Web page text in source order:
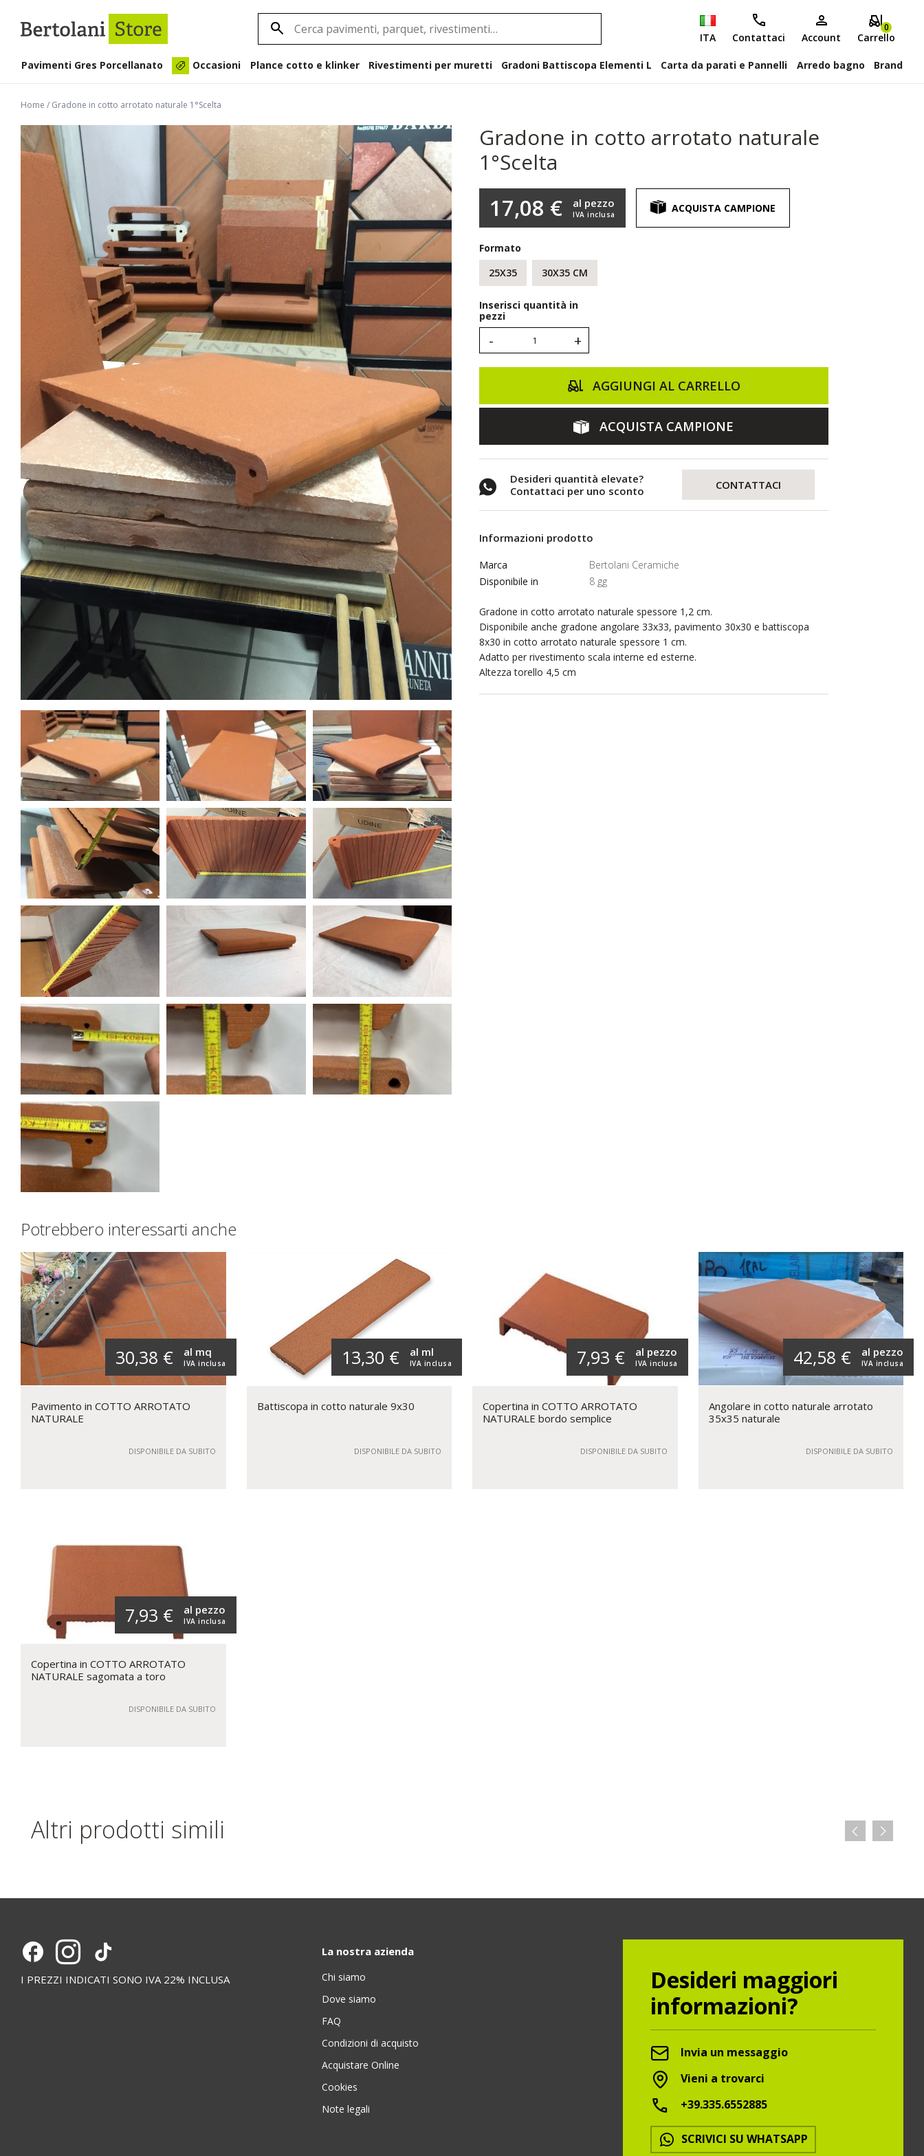
ITA Contattaci Account
0
Carrello
Pavimenti Gres Porcellanato Occasioni Plance cotto e klinker Rivestimenti per muretti Gradoni Battiscopa Elementi L Carta da parati e Pannelli Arredo bagno Brand
Home / Gradone in cotto arrotato naturale 1°Scelta
Gradone in cotto arrotato naturale
1°Scelta
17,08 € IVA inclusa
al pezzo ACQUISTA CAMPIONE
Formato
25X35
30X35 CM
Inserisci quantità in
pezzi
- +
AGGIUNGI AL CARRELLO
ACQUISTA CAMPIONE
Desideri quantità elevate?
Contattaci per uno sconto
CONTATTACI
Informazioni prodotto
Marca
Bertolani Ceramiche
Disponibile in
8 gg
Gradone in cotto arrotato naturale spessore 1,2 cm.
Disponibile anche gradone angolare 33x33, pavimento 30x30 e battiscopa
8x30 in cotto arrotato naturale spessore 1 cm.
Adatto per rivestimento scala interne ed esterne.
Altezza torello 4,5 cm
Potrebbero interessarti anche
30,38 € IVA inclusa
al mq
Pavimento in COTTO ARROTATO
NATURALE
DISPONIBILE DA SUBITO
13,30 € IVA inclusa
al ml
Battiscopa in cotto naturale 9x30
DISPONIBILE DA SUBITO
7,93 € IVA inclusa
al pezzo
Copertina in COTTO ARROTATO
NATURALE bordo semplice
DISPONIBILE DA SUBITO
42,58 € IVA inclusa
al pezzo
Angolare in cotto naturale arrotato
35x35 naturale
DISPONIBILE DA SUBITO
7,93 € IVA inclusa
al pezzo
Copertina in COTTO ARROTATO
NATURALE sagomata a toro
DISPONIBILE DA SUBITO
Altri prodotti simili
I PREZZI INDICATI SONO IVA 22% INCLUSA
La nostra azienda
Chi siamo
Dove siamo
FAQ
Condizioni di acquisto
Acquistare Online
Cookies
Note legali
Desideri maggiori
informazioni?
Invia un messaggio
Vieni a trovarci
+39.335.6552885
SCRIVICI SU WHATSAPP